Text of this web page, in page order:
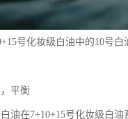
号化妆级白油中的10号
平衡
油在7+10+15号化妆级白